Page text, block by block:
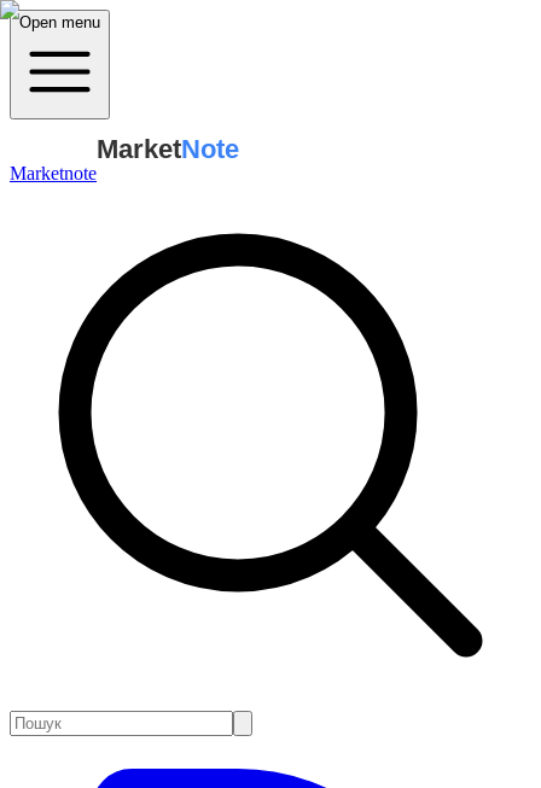
Open menu
Marketnote
MarketNote